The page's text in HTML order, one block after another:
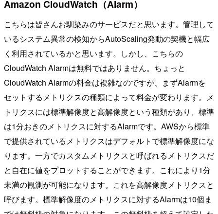
Amazon CloudWatch（Alarm）
こちらは皆さんお馴染みのサービスだと思います。管理して
いるシステム異常の検知からAutoScaling発動の契機と幅広
く利用されているかと思います。しかし、こちらの
CloudWatch Alarmは無料ではありません。ちょっと
CloudWatch Alarmの料金は複雑なのですが、まずAlarmを
セットするメトリクスの種類によって料金が変わります。メ
トリクスには標準解像度と高解像度という種類があり、標準
は1分おきのメトリクスに対するAlarmです。AWSから標準
で提供されているメトリクスはデフォルトで標準解像度にな
ります。一方でカスタムメトリクスと呼ばれるメトリクスだ
と自在に値をプロットすることができます。これにより1分
未満の観測が可能になります。これを高解像度メトリクスと
呼びます。標準解像度のメトリクスに対するAlarmは10個ま